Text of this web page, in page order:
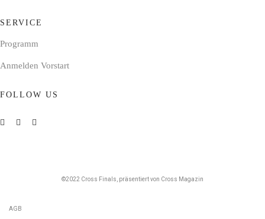
SERVICE
Programm
Anmelden Vorstart
FOLLOW US
©2022 Cross Finals, präsentiert von Cross Magazin
AGB